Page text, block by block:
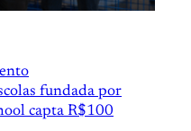
fundada por
capta R$100